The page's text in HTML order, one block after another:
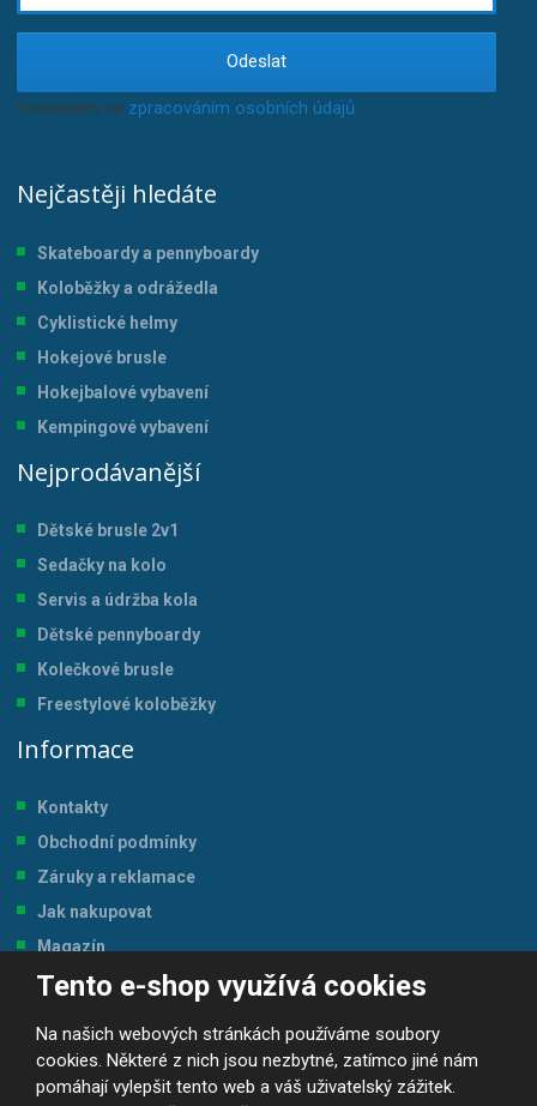
Tento e-shop využívá cookies
Na našich webových stránkách používáme soubory
cookies. Některé z nich jsou nezbytné, zatímco jiné nám
pomáhají vylepšit tento web a váš uživatelský zážitek.
Odeslat
Souhlasím se zpracováním osobních údajů.
Nejčastěji hledáte
Skateboardy a pennyboardy
Koloběžky a odrážedla
Cyklistické helmy
Hokejové brusle
Hokejbalové vybavení
Kempingové vybavení
Nejprodávanější
Dětské brusle 2v1
Sedačky na kolo
Servis a údržba kola
Dětské pennyboardy
Kolečkové brusle
Freestylové koloběžky
Informace
Kontakty
Obchodní podmínky
Záruky a reklamace
Jak nakupovat
Magazín
Tabulka velikostí